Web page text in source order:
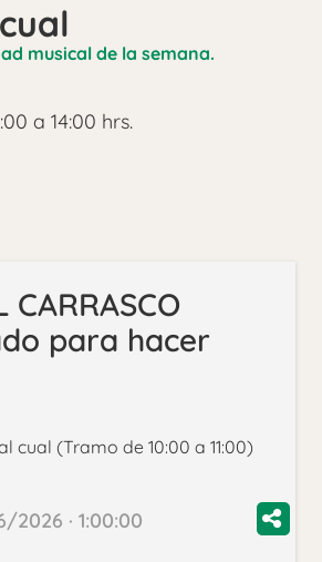
musical de la semana.
a 14:00 hrs.
CARRASCO
para hacer
cual (Tramo de 10:00 a 11:00)
2026 · 1:00:00